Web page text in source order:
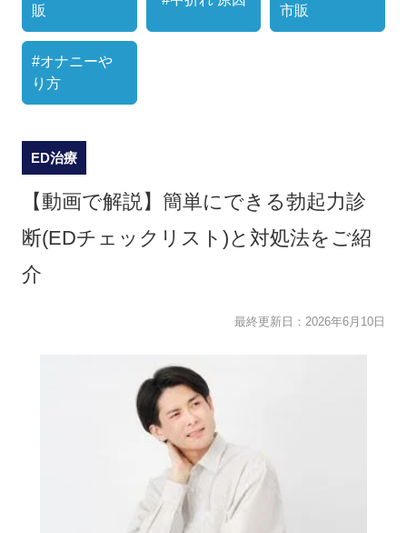
販
市販
#オナニーや
り方
ED治療
【動画で解説】簡単にできる勃起力診
断(EDチェックリスト)と対処法をご紹
介
最終更新日：2026年6月10日